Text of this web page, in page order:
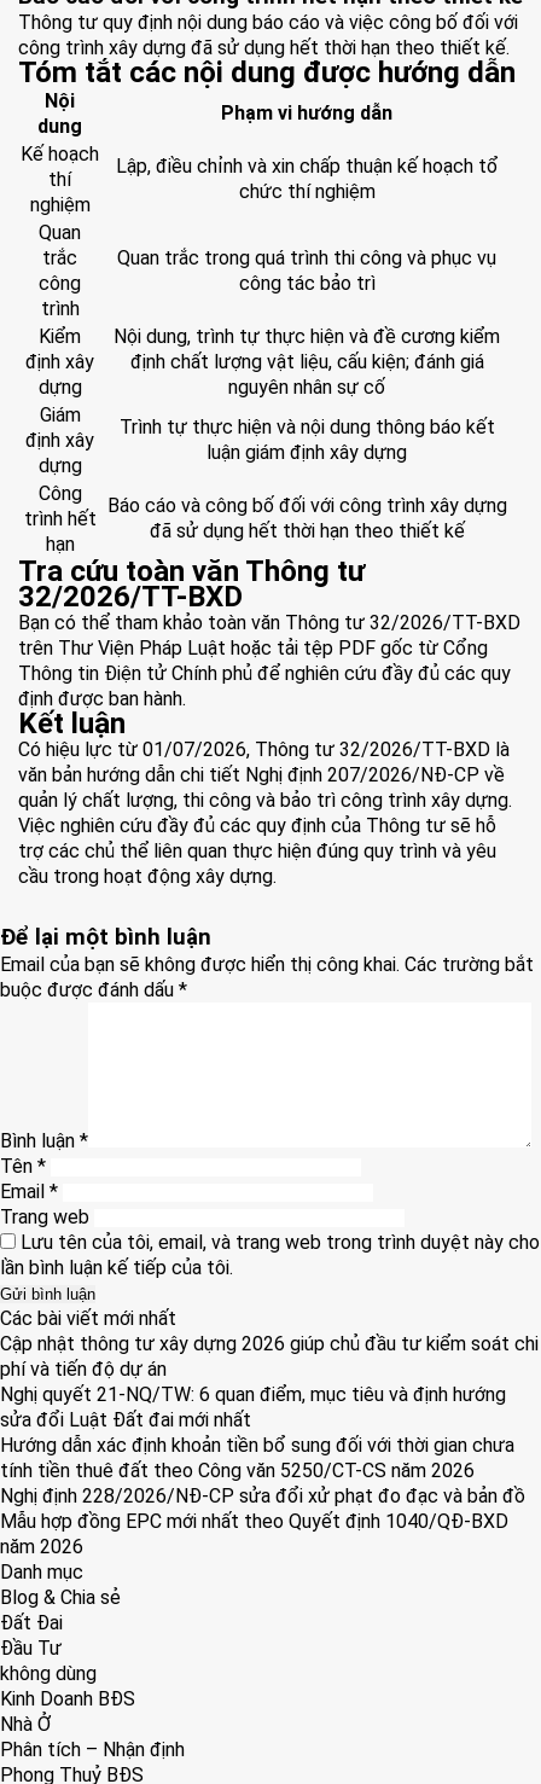
Thông tư quy định nội dung báo cáo và việc công bố đối với
công trình xây dựng đã sử dụng hết thời hạn theo thiết kế.
Tóm tắt các nội dung được hướng dẫn
Nội
dung
Phạm vi hướng dẫn
Kế hoạch
thí
nghiệm
Lập, điều chỉnh và xin chấp thuận kế hoạch tổ
chức thí nghiệm
Quan
trắc
công
trình
Quan trắc trong quá trình thi công và phục vụ
công tác bảo trì
Kiểm
định xây
dựng
Nội dung, trình tự thực hiện và đề cương kiểm
định chất lượng vật liệu, cấu kiện; đánh giá
nguyên nhân sự cố
Giám
định xây
dựng
Trình tự thực hiện và nội dung thông báo kết
luận giám định xây dựng
Công
trình hết
hạn
Báo cáo và công bố đối với công trình xây dựng
đã sử dụng hết thời hạn theo thiết kế
Tra cứu toàn văn Thông tư
32/2026/TT-BXD
Bạn có thể tham khảo toàn văn Thông tư 32/2026/TT-BXD
trên Thư Viện Pháp Luật hoặc tải tệp PDF gốc từ Cổng
Thông tin Điện tử Chính phủ để nghiên cứu đầy đủ các quy
định được ban hành.
Kết luận
Có hiệu lực từ 01/07/2026, Thông tư 32/2026/TT-BXD là
văn bản hướng dẫn chi tiết Nghị định 207/2026/NĐ-CP về
quản lý chất lượng, thi công và bảo trì công trình xây dựng.
Việc nghiên cứu đầy đủ các quy định của Thông tư sẽ hỗ
trợ các chủ thể liên quan thực hiện đúng quy trình và yêu
cầu trong hoạt động xây dựng.
Để lại một bình luận
Email của bạn sẽ không được hiển thị công khai. Các trường bắt
buộc được đánh dấu *
Bình luận *
Tên *
Email *
Trang web
Lưu tên của tôi, email, và trang web trong trình duyệt này cho
lần bình luận kế tiếp của tôi.
Các bài viết mới nhất
Cập nhật thông tư xây dựng 2026 giúp chủ đầu tư kiểm soát chi
phí và tiến độ dự án
Nghị quyết 21-NQ/TW: 6 quan điểm, mục tiêu và định hướng
sửa đổi Luật Đất đai mới nhất
Hướng dẫn xác định khoản tiền bổ sung đối với thời gian chưa
tính tiền thuê đất theo Công văn 5250/CT-CS năm 2026
Nghị định 228/2026/NĐ-CP sửa đổi xử phạt đo đạc và bản đồ
Mẫu hợp đồng EPC mới nhất theo Quyết định 1040/QĐ-BXD
năm 2026
Danh mục
Blog & Chia sẻ
Đất Đai
Đầu Tư
không dùng
Kinh Doanh BĐS
Nhà Ở
Phân tích – Nhận định
Phong Thuỷ BĐS